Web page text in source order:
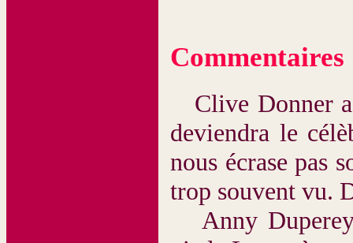
Commentaires
Clive Donner
deviendra le
nous écrase pas
trop souvent vu.
Anny Duperey